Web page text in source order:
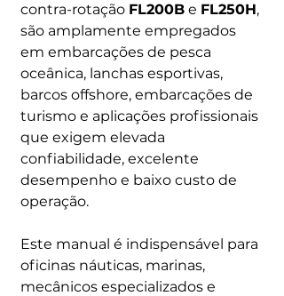
contra-rotação FL200B e FL250H,
são amplamente empregados
em embarcações de pesca
oceânica, lanchas esportivas,
barcos offshore, embarcações de
turismo e aplicações profissionais
que exigem elevada
confiabilidade, excelente
desempenho e baixo custo de
operação.
Este manual é indispensável para
oficinas náuticas, marinas,
mecânicos especializados e